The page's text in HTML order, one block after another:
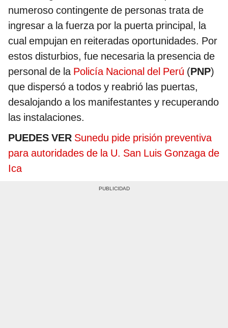
numeroso contingente de personas trata de
ingresar a la fuerza por la puerta principal, la
cual empujan en reiteradas oportunidades. Por
estos disturbios, fue necesaria la presencia de
personal de la Policía Nacional del Perú (PNP)
que dispersó a todos y reabrió las puertas,
desalojando a los manifestantes y recuperando
las instalaciones.
PUEDES VER Sunedu pide prisión preventiva
para autoridades de la U. San Luis Gonzaga de
Ica